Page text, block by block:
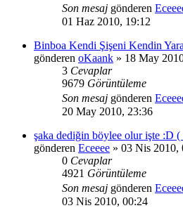
Son mesaj gönderen
01 Haz 2010, 19:12
Binboa Kendi Şişeni Kendin
gönderen oKaank » 18 May
3 Cevaplar
9679 Görüntüleme
Son mesaj gönderen
20 May 2010, 23:36
şaka dediğin böylee olur işte :D
gönderen Eceeee » 03 Nis 2010,
0 Cevaplar
4921 Görüntüleme
Son mesaj gönderen
03 Nis 2010, 00:24